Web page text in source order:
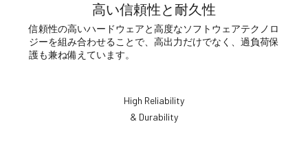
高い信頼性と耐久性
信頼性の高いハードウェアと高度なソフトウェアテクノロ
ジーを組み合わせることで、高出力だけでなく、過負荷保
護も兼ね備えています。
High Reliability
& Durability